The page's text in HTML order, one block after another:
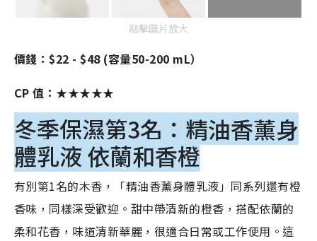
點擊圖片放大
價錢：$22 - $48 (容量50-200 mL）
CP 值：★★★★★
冬季保濕第3名：精油香薰身
體乳液 依蘭和香橙
有別第1名的木香，「精油香薰身體乳液」同系列還有橙
香味，同樣深受歡迎。甜中帶清新的橙香，搭配依蘭的
柔和花香，味道清新華麗，很適合日常或工作使用。這